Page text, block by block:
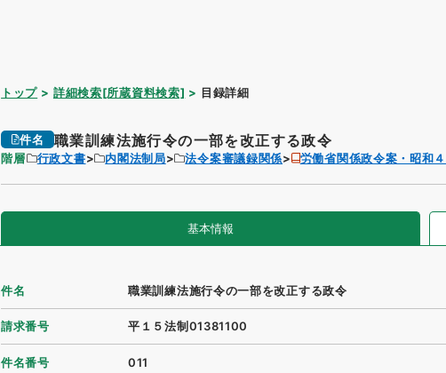
トップ 詳細検索[所蔵資料検索] 目録詳細
件名 職業訓練法施行令の一部を改正する政令
階層 行政文書 内閣法制局 法令案審議録関係 労働省関係政令案・昭和
基本情報
件名 職業訓練法施行令の一部を改正する政令
請求番号 平１５法制01381100
件名番号 011